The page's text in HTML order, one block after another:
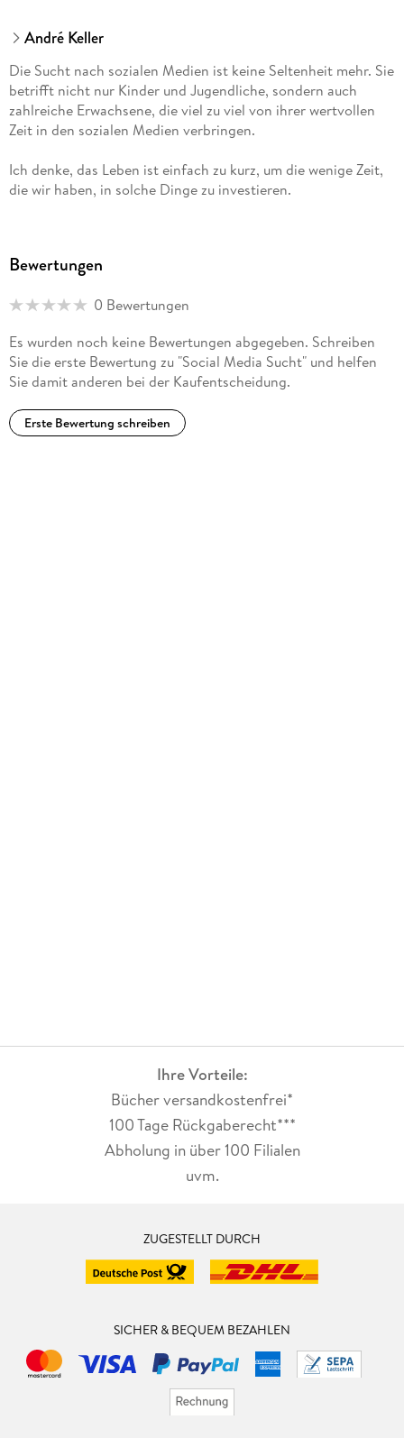
André Keller
Die Sucht nach sozialen Medien ist keine Seltenheit mehr. Sie
betrifft nicht nur Kinder und Jugendliche, sondern auch
zahlreiche Erwachsene, die viel zu viel von ihrer wertvollen
Zeit in den sozialen Medien verbringen.
Ich denke, das Leben ist einfach zu kurz, um die wenige Zeit,
die wir haben, in solche Dinge zu investieren.
Media-Anwendungen beeinträchtigt wird und welche Vorteile
unterbrechen. Sie erfahren auch, wie Sie sich am besten von
Ziel dieses Ratgebers ist es, Nachhaltigkeit in Ihr Leben zu
bringen, damit Sie andere sinnvolle Dinge mit Ihrem Leben
machen können, mehr Zeit haben und damit vollkommen
zufrieden und glücklich sind.
Bewertungen
0 Bewertungen
Es wurden noch keine Bewertungen abgegeben. Schreiben
Sie die erste Bewertung zu "Social Media Sucht" und helfen
Sie damit anderen bei der Kaufentscheidung.
Erste Bewertung schreiben
Ihre Vorteile:
Bücher versandkostenfrei*
100 Tage Rückgaberecht***
Abholung in über 100 Filialen
uvm.
ZUGESTELLT DURCH
SICHER & BEQUEM BEZAHLEN